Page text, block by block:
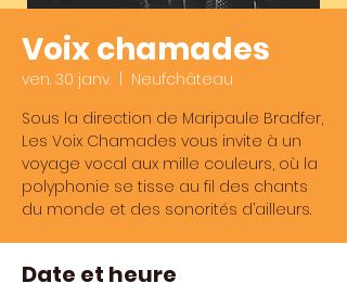
Voix chamades
ven. 30 janv.
Neufchâteau
Sous la direction de Maripaule Bradfer,
Les Voix Chamades vous invite à un
voyage vocal aux mille couleurs, où la
polyphonie se tisse au fil des chants
Date et heure